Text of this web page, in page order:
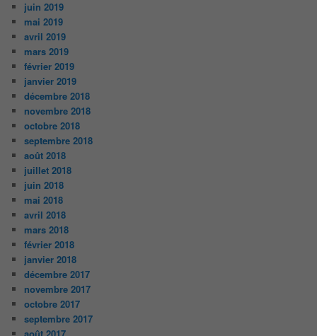
juin 2019
mai 2019
avril 2019
mars 2019
février 2019
janvier 2019
décembre 2018
novembre 2018
octobre 2018
septembre 2018
août 2018
juillet 2018
juin 2018
mai 2018
avril 2018
mars 2018
février 2018
janvier 2018
décembre 2017
novembre 2017
octobre 2017
septembre 2017